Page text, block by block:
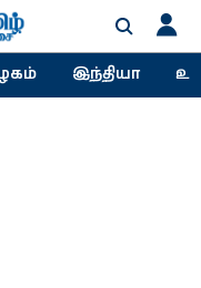
இந்தியா